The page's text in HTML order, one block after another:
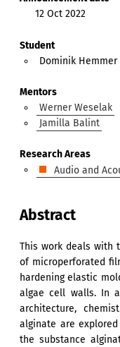
12 Oct 2022
Student
Dominik Hemmer
Mentors
Werner Weselak
Jamilla Balint
Research Areas
Audio and
Abstract
This work deals with
of microperforated
hardening elastic
algae cell walls. In
architecture,
alginate are
the substance